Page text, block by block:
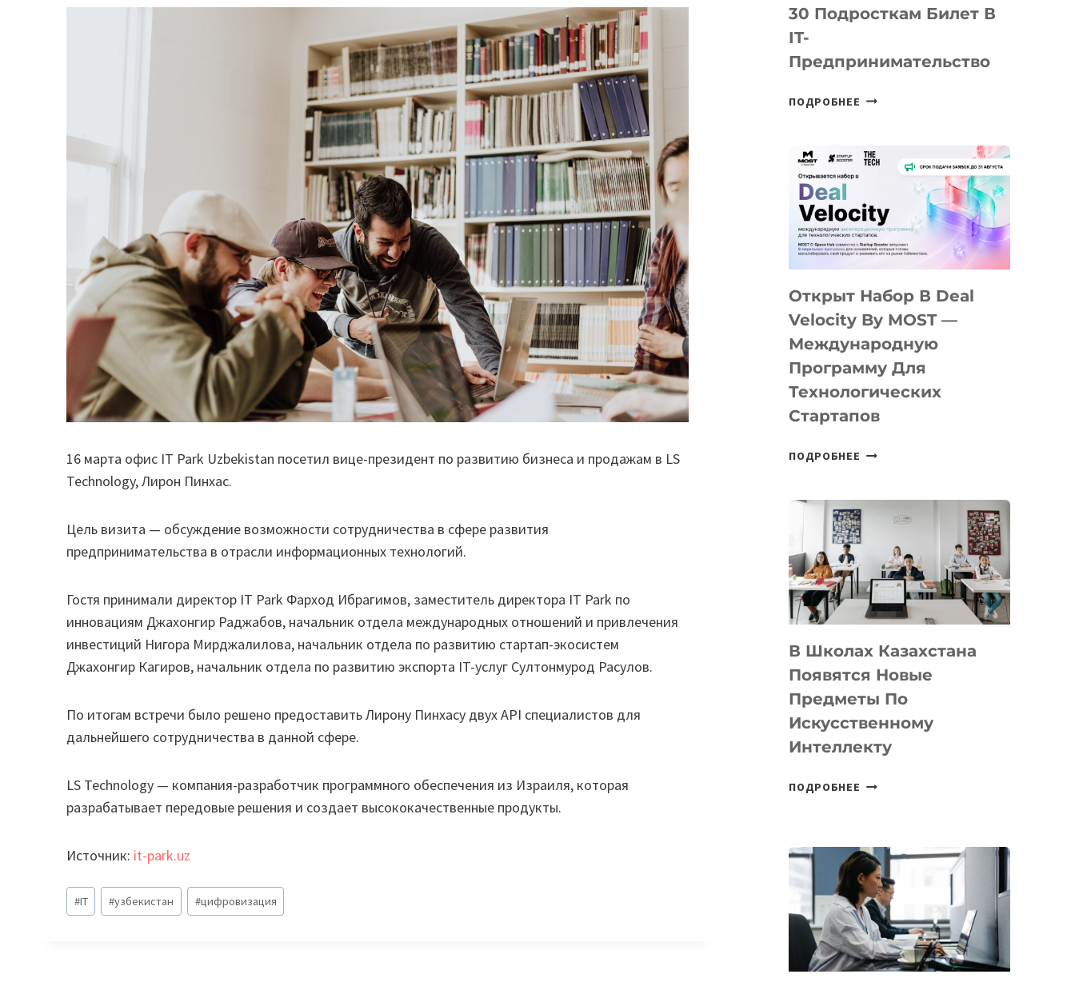
16 марта офис IT Park Uzbekistan посетил вице-президент по развитию бизнеса и продажам в LS
Technology, Лирон Пинхас.
Цель визита — обсуждение возможности сотрудничества в сфере развития
предпринимательства в отрасли информационных технологий.
Гостя принимали директор IT Park Фарход Ибрагимов, заместитель директора IT Park по
инновациям Джахонгир Раджабов, начальник отдела международных отношений и привлечения
инвестиций Нигора Мирджалилова, начальник отдела по развитию стартап-экосистем
Джахонгир Кагиров, начальник отдела по развитию экспорта IT-услуг Султонмурод Расулов.
По итогам встречи было решено предоставить Лирону Пинхасу двух API специалистов для
дальнейшего сотрудничества в данной сфере.
LS Technology — компания-разработчик программного обеспечения из Израиля, которая
разрабатывает передовые решения и создает высококачественные продукты.
Источник: it-park.uz
Метки
записи:
#IT #узбекистан #цифровизация
30 Подросткам Билет В
IT-
Предпринимательство
ПОДРОБНЕЕ ОТ
АЛМАТЫ:
YOUTH
CAMP
ДАЛ
ПОДРОСТКАМ
БИЛЕТ
IT-
ПРЕДПРИНИМАТЕЛЬСТВО
Открыт Набор В Deal
Velocity By MOST —
Международную
Программу Для
Технологических
Стартапов
ПОДРОБНЕЕ ОТКРЫТ
DEAL
VELOCITY
MOST
—
МЕЖДУНАРОДНУЮ
ДЛЯ
ТЕХНОЛОГИЧЕСКИХ
СТАРТАПОВ
В Школах Казахстана
Появятся Новые
Предметы По
Искусственному
Интеллекту
ПОДРОБНЕЕ
НОВЫЕ
ПРЕДМЕТЫ
ПО
ИСКУССТВЕННОМУ
ИНТЕЛЛЕКТУ